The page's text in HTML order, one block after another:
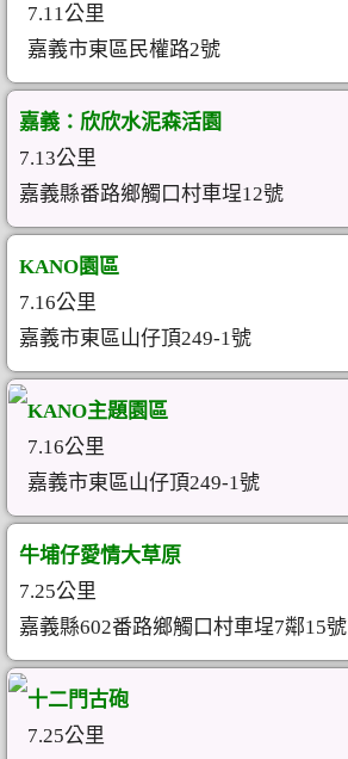
7.11公里
嘉義市東區民權路2號
嘉義：欣欣水泥森活園
7.13公里
嘉義縣番路鄉觸口村車埕12號
KANO園區
7.16公里
嘉義市東區山仔頂249-1號
KANO主題園區
7.16公里
嘉義市東區山仔頂249-1號
牛埔仔愛情大草原
7.25公里
嘉義縣602番路鄉觸口村車埕7鄰15號
十二門古砲
7.25公里